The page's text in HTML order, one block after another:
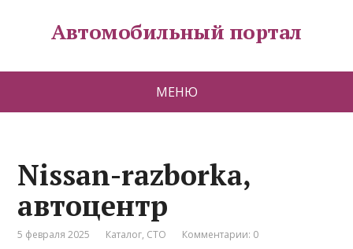
Автомобильный портал
МЕНЮ
Nissan-razborka,
автоцентр
5 февраля 2025 Каталог, СТО Комментарии: 0